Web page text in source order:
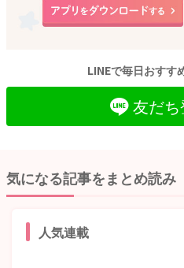
LINEで毎日おすす
友だ
気になる記事をまとめ読み
人気連載